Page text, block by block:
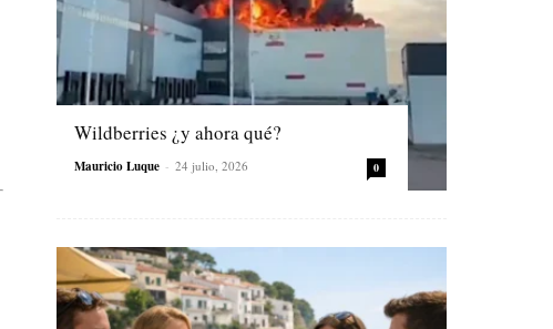
Wildberries ¿y ahora qué?
Mauricio Luque - 24 julio, 2026 0